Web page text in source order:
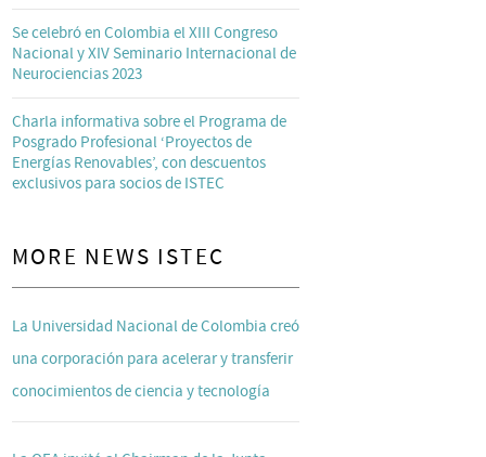
Se celebró en Colombia el XIII Congreso
Nacional y XIV Seminario Internacional de
Neurociencias 2023
Charla informativa sobre el Programa de
Posgrado Profesional ‘Proyectos de
Energías Renovables’, con descuentos
exclusivos para socios de ISTEC
MORE NEWS ISTEC
La Universidad Nacional de Colombia creó
una corporación para acelerar y transferir
conocimientos de ciencia y tecnología